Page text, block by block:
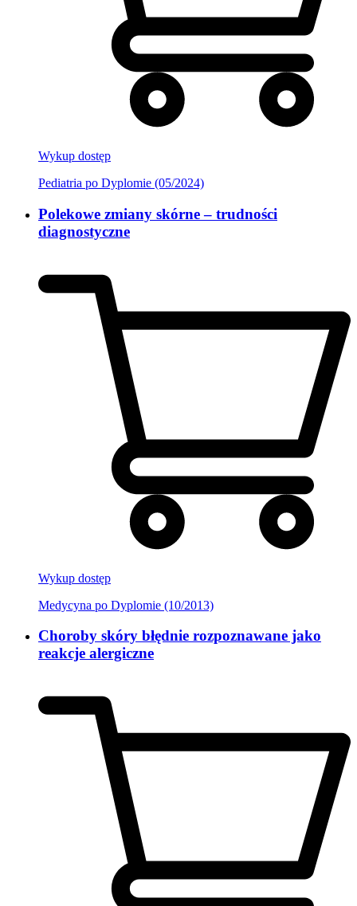
Wykup dostęp
Pediatria po Dyplomie (05/2024)
Polekowe zmiany skórne – trudności
diagnostyczne
Wykup dostęp
Medycyna po Dyplomie (10/2013)
Choroby skóry błędnie rozpoznawane jako
reakcje alergiczne